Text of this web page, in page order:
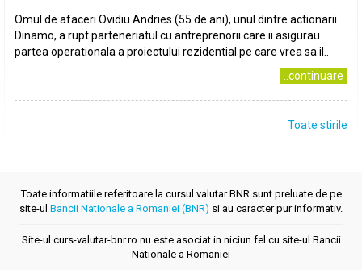
Omul de afaceri Ovidiu Andries (55 de ani), unul dintre actionarii
Dinamo, a rupt parteneriatul cu antreprenorii care ii asigurau
partea operationala a proiectului rezidential pe care vrea sa il..
..continuare
Toate stirile
Toate informatiile referitoare la cursul valutar BNR sunt preluate de pe
site-ul Bancii Nationale a Romaniei (BNR) si au caracter pur informativ.
Site-ul curs-valutar-bnr.ro nu este asociat in niciun fel cu site-ul Bancii
Nationale a Romaniei